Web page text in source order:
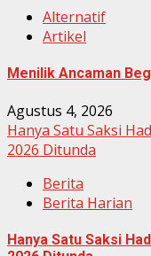
Alternatif
Artikel
Menilik Ancaman
Agustus 4, 2026
Hanya Satu Saksi
2026 Ditunda
Berita
Berita Harian
Hanya Satu Saksi